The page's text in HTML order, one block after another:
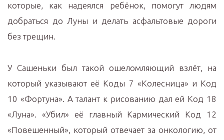
которые, как надеялся ребёнок, помогут людям
добраться до Луны и делать асфальтовые дороги
без трещин.
У Сашеньки был такой ошеломляющий взлёт, на
который указывают её Коды 7 «Колесница» и Код
10 «Фортуна». А талант к рисованию дал ей Код 18
«Луна». «Убил» её главный Кармический Код 12
«Повешенный», который отвечает за онкологию, от